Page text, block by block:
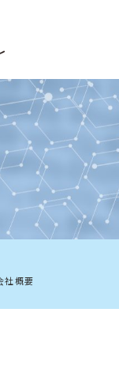
社概要